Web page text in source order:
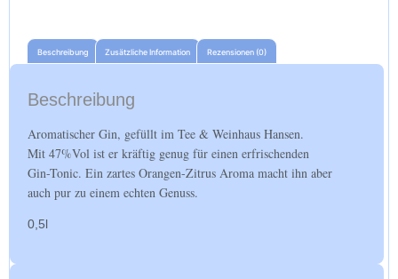
Beschreibung Zusätzliche Information Rezensionen (0)
Beschreibung
Aromatischer Gin, gefüllt im Tee & Weinhaus Hansen.
Mit 47%Vol ist er kräftig genug für einen erfrischenden
Gin-Tonic. Ein zartes Orangen-Zitrus Aroma macht ihn aber
auch pur zu einem echten Genuss.
0,5l